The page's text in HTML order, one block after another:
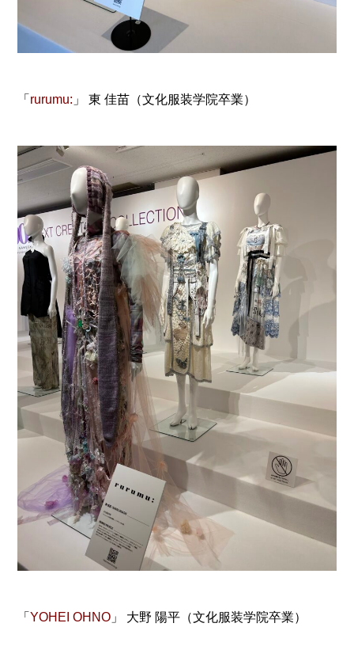
「rurumu: 」 東 佳苗（文化服装学院卒業）
「YOHEI OHNO 」 大野 陽平（文化服装学院卒業）